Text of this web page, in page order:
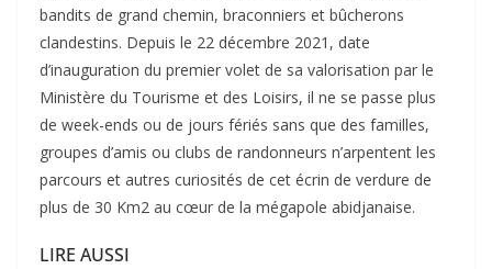
bandits de grand chemin, braconniers et bûcherons
clandestins. Depuis le 22 décembre 2021, date
d’inauguration du premier volet de sa valorisation par le
Ministère du Tourisme et des Loisirs, il ne se passe plus
de week-ends ou de jours fériés sans que des familles,
groupes d’amis ou clubs de randonneurs n’arpentent les
parcours et autres curiosités de cet écrin de verdure de
plus de 30 Km2 au cœur de la mégapole abidjanaise.
LIRE AUSSI